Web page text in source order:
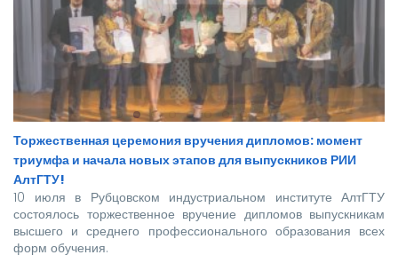
Торжественная церемония вручения дипломов: момент
триумфа и начала новых этапов для выпускников РИИ
АлтГТУ!
10 июля в Рубцовском индустриальном институте АлтГТУ
состоялось торжественное вручение дипломов выпускникам
высшего и среднего профессионального образования всех
форм обучения.